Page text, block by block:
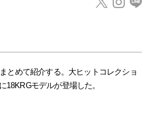
とめて紹介する。大ヒットコレクショ
18KRGモデルが登場した。